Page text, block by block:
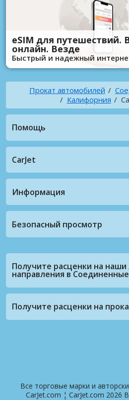
eSIM для путешествий.
онлайн. Везде
Быстрый и надежный
Прокат автомобилей
Калифорния
Помощь
CarJet
Информация
Безопасный просмотр
Получите расценки на
направления в
Получите расценки на
Все торговые марки и
CarJet.com ¦ CarJet.com 2026